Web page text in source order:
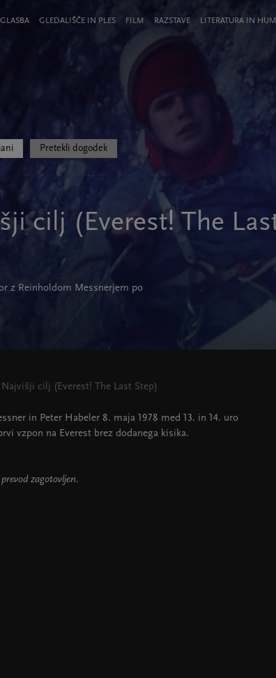
GLASBA GLEDALIŠČE IN PLES FILM RAZSTAVE LITERATURA IN
Pretekli dogodek
cilj (Everest! The
z Reinholdom Messnerjem po
Najvišji cilj (Everest! The Last Step)
in Peter Habeler 8. maja 1978 med 13. in 14. uro
vzpon na Everest brez dodanega kisika.
zagotovljen.